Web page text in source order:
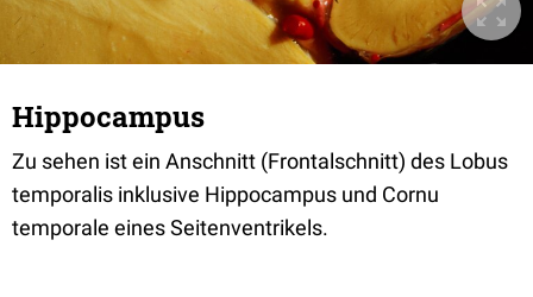
Hippocampus
Zu sehen ist ein Anschnitt (Frontalschnitt) des Lobus
temporalis inklusive Hippocampus und Cornu
temporale eines Seitenventrikels.